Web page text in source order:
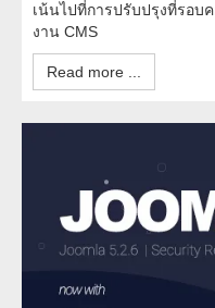
เน้นไปที่การปรับปรุงที่รอบ
งาน CMS
Read more ...